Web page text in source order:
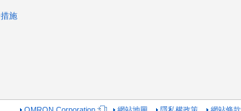
施